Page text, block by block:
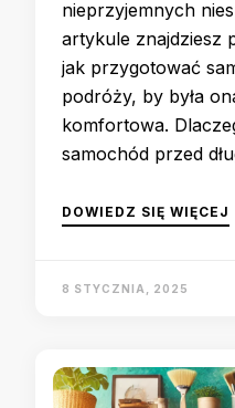
nieprzyjemnych
artykule znajdziesz
jak przygotować
podróży, by była
komfortowa.
samochód przed
DOWIEDZ SIĘ WIĘCEJ
8 STYCZNIA, 2025